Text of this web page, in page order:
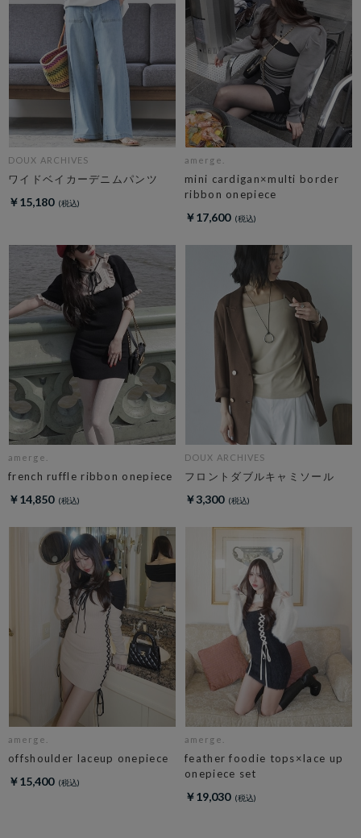
DOUX ARCHIVES
ワイドベイカーデニムパンツ
￥15,180
amerge.
mini cardigan×multi border
ribbon onepiece
￥17,600
amerge.
french ruffle ribbon onepiece
￥14,850
DOUX ARCHIVES
フロントダブルキャミソール
￥3,300
amerge.
offshoulder laceup onepiece
￥15,400
amerge.
feather foodie tops×lace up
onepiece set
￥19,030